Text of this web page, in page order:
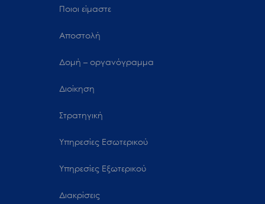
Ποιοι είμαστε
Αποστολή
Δομή – οργανόγραμμα
Διοίκηση
Στρατηγική
Υπηρεσίες Εσωτερικού
Υπηρεσίες Εξωτερικού
Διακρίσεις